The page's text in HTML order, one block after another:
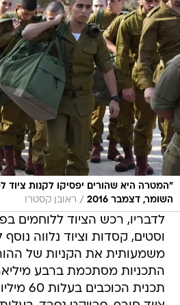
"המטרה היא שהורים יפסיקו לקנות ציוד
השומר, דצמבר 2016
/ ראובן קסטרו
לדבריו, רכש הציוד ללוחמים
וסטים, קסדות וציוד נלווה
משמעותית את הקניות של
התכניות מסתכמת ברבע
תכנית